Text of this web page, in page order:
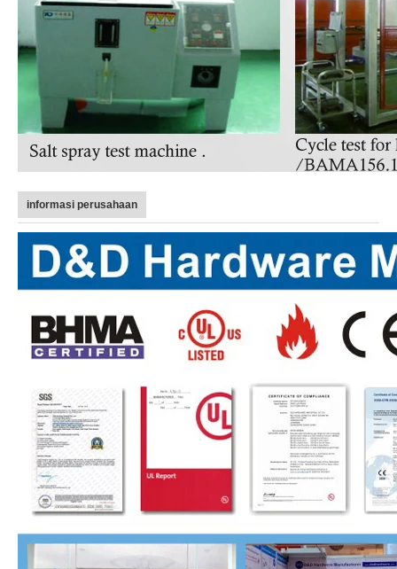
informasi perusahaan